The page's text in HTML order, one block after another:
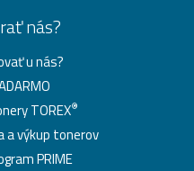
nás?
u nás?
TOREX®
a výkup tonerov
PRIME